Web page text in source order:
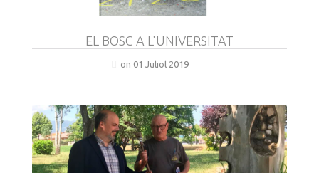
EL BOSC A L'UNIVERSITAT
on 01 Juliol 2019